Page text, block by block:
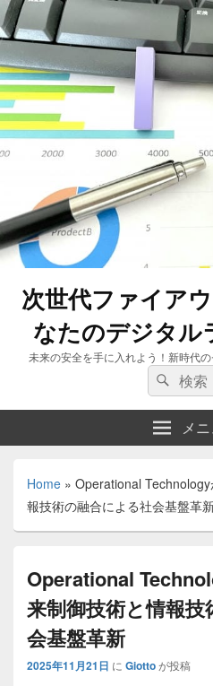
次世代ファイア
なたのデジタル
未来の安全を手に入れよう！新時代
検
索:
検
索
メ
Home » Operational
報技術の融合による社会基盤革
Operational
来制御技術と情報
会基盤革新
2025年11月21日 に Giottoが投稿